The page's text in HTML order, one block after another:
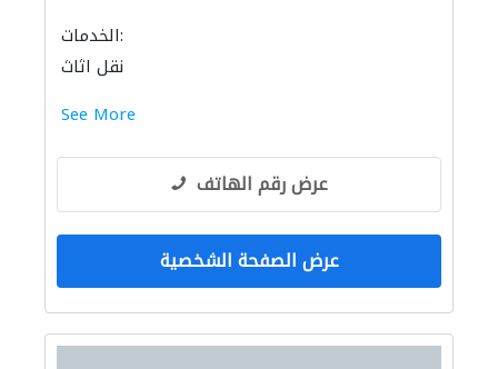
الخدمات:
نقل اثاث
See More
عرض رقم الهاتف
عرض الصفحة الشخصية